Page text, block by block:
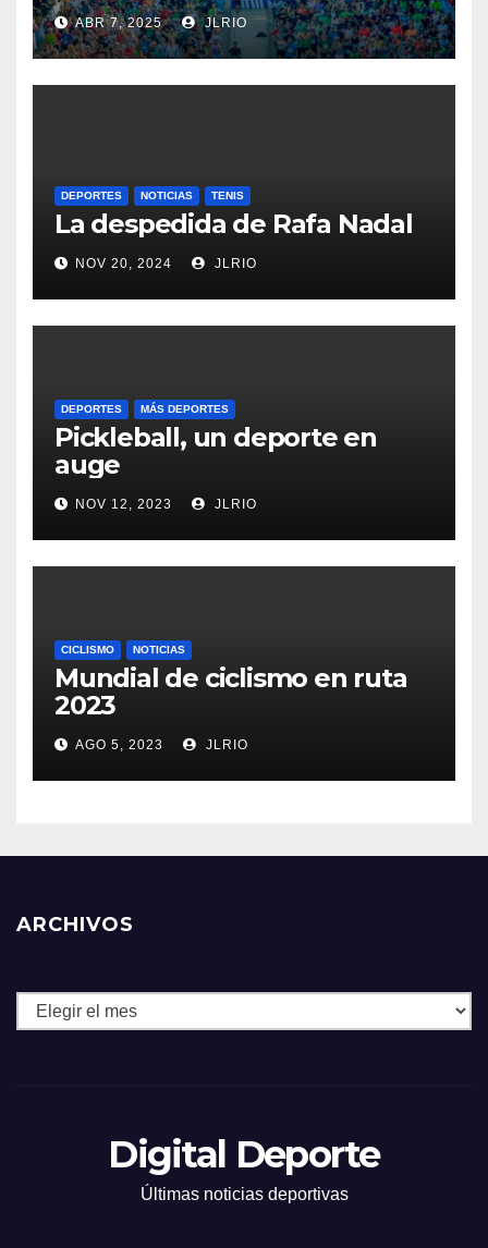
ABR 7, 2025 JLRIO
DEPORTES NOTICIAS TENIS
La despedida de Rafa Nadal
NOV 20, 2024 JLRIO
DEPORTES MÁS DEPORTES
Pickleball, un deporte en
auge
NOV 12, 2023 JLRIO
CICLISMO NOTICIAS
Mundial de ciclismo en ruta
2023
AGO 5, 2023 JLRIO
ARCHIVOS
Archivos
Digital Deporte
Últimas noticias deportivas